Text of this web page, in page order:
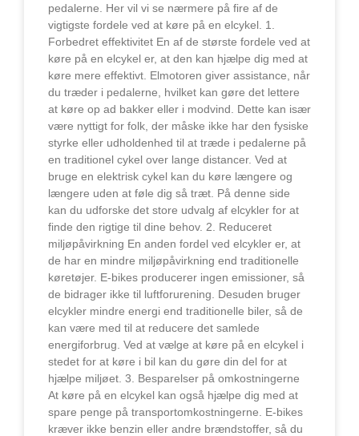
pedalerne. Her vil vi se nærmere på fire af de
vigtigste fordele ved at køre på en elcykel. 1.
Forbedret effektivitet En af de største fordele ved at
køre på en elcykel er, at den kan hjælpe dig med at
køre mere effektivt. Elmotoren giver assistance, når
du træder i pedalerne, hvilket kan gøre det lettere
at køre op ad bakker eller i modvind. Dette kan især
være nyttigt for folk, der måske ikke har den fysiske
styrke eller udholdenhed til at træde i pedalerne på
en traditionel cykel over lange distancer. Ved at
bruge en elektrisk cykel kan du køre længere og
længere uden at føle dig så træt. På denne side
kan du udforske det store udvalg af elcykler for at
finde den rigtige til dine behov. 2. Reduceret
miljøpåvirkning En anden fordel ved elcykler er, at
de har en mindre miljøpåvirkning end traditionelle
køretøjer. E-bikes producerer ingen emissioner, så
de bidrager ikke til luftforurening. Desuden bruger
elcykler mindre energi end traditionelle biler, så de
kan være med til at reducere det samlede
energiforbrug. Ved at vælge at køre på en elcykel i
stedet for at køre i bil kan du gøre din del for at
hjælpe miljøet. 3. Besparelser på omkostningerne
At køre på en elcykel kan også hjælpe dig med at
spare penge på transportomkostningerne. E-bikes
kræver ikke benzin eller andre brændstoffer, så du